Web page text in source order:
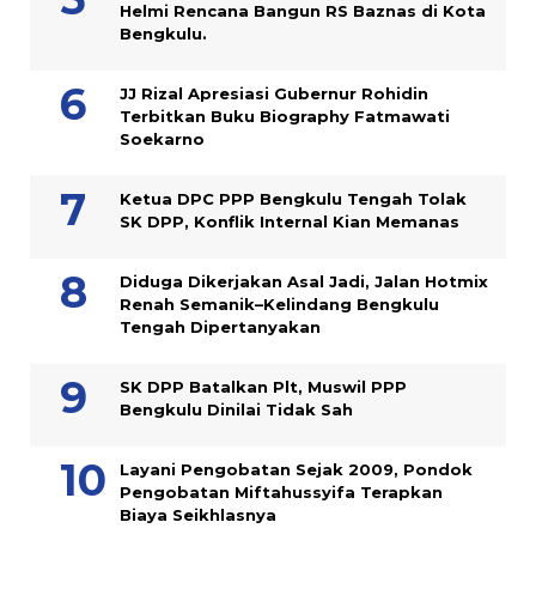
Helmi Rencana Bangun RS Baznas di Kota
Bengkulu.
JJ Rizal Apresiasi Gubernur Rohidin
Terbitkan Buku Biography Fatmawati
Soekarno
Ketua DPC PPP Bengkulu Tengah Tolak
SK DPP, Konflik Internal Kian Memanas
Diduga Dikerjakan Asal Jadi, Jalan Hotmix
Renah Semanik–Kelindang Bengkulu
Tengah Dipertanyakan
SK DPP Batalkan Plt, Muswil PPP
Bengkulu Dinilai Tidak Sah
Layani Pengobatan Sejak 2009, Pondok
Pengobatan Miftahussyifa Terapkan
Biaya Seikhlasnya